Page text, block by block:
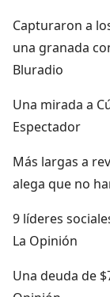
Capturaron a
una granada
Bluradio
Una mirada a
Espectador
Más largas a
alega que no
9 líderes
La Opinión
Una deuda de